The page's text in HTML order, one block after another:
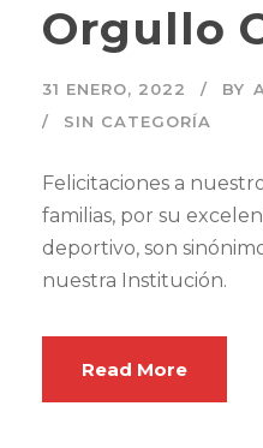
Orgullo
31 ENERO, 2022 BY
SIN CATEGORÍA
Felicitaciones a
familias, por su
deportivo, son
nuestra Institución.
Read More